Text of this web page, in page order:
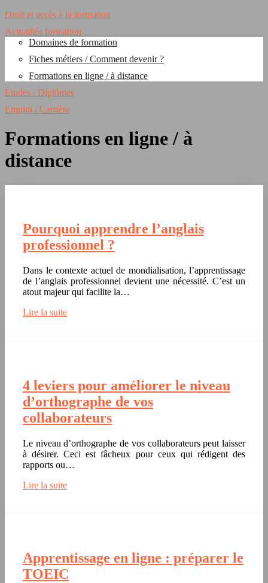
Droit et accès à la formation
Actualités formation
Domaines de formation
Fiches métiers / Comment devenir ?
Formations en ligne / à distance
Études / Diplômes
Emploi / Carrière
Formations en ligne / à
distance
Pourquoi apprendre l’anglais
professionnel ?
Dans le contexte actuel de mondialisation, l’apprentissage
de l’anglais professionnel devient une nécessité. C’est un
atout majeur qui facilite la…
Lire la suite
4 leviers pour améliorer le niveau
d’orthographe de vos
collaborateurs
Le niveau d’orthographe de vos collaborateurs peut laisser
à désirer. Ceci est fâcheux pour ceux qui rédigent des
rapports ou…
Lire la suite
Apprentissage en ligne : préparer le
TOEIC